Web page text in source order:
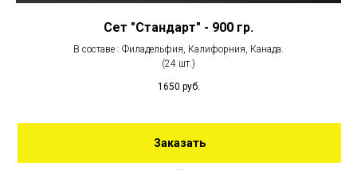
Сет "Стандарт" - 900 гр.
В составе : Филадельфия, Калифорния, Канада.
(24 шт.)
1650 руб.
Заказать